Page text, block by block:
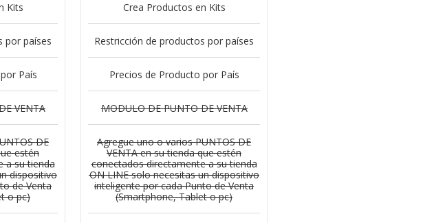
Kits
por países
País
VENTA
DE
estén
a su tienda
dispositivo
de Venta
o pc)
Crea Productos en Kits
Restricción de productos por países
Precios de Producto por País
MODULO DE PUNTO DE VENTA
Agregue uno o varios PUNTOS DE
VENTA en su tienda que estén
conectados directamente a su tienda
ON LINE solo necesitas un dispositivo
inteligente por cada Punto de Venta
(Smartphone, Tablet o pc)